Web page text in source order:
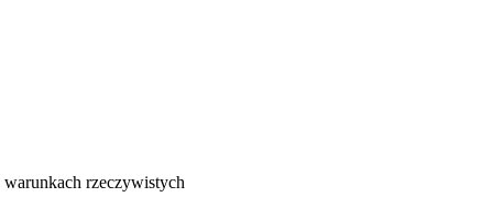
warunkach rzeczywistych